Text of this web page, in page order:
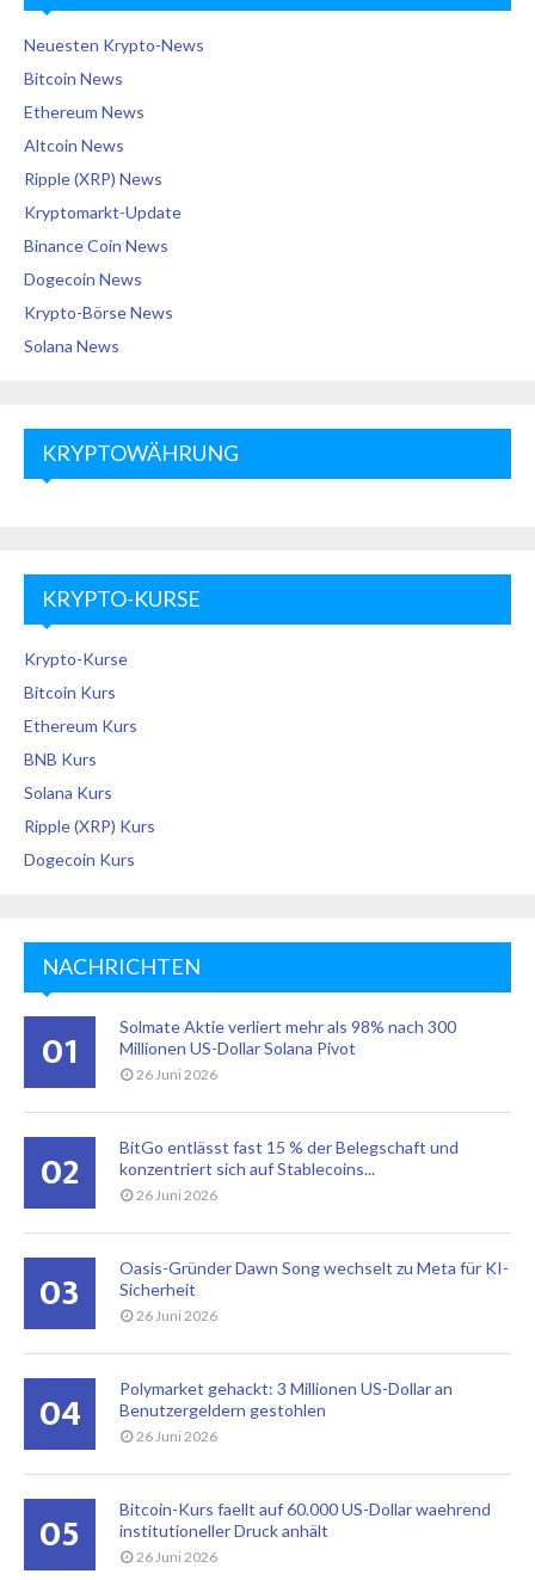
Neuesten Krypto-News
Bitcoin News
Ethereum News
Altcoin News
Ripple (XRP) News
Kryptomarkt-Update
Binance Coin News
Dogecoin News
Krypto-Börse News
Solana News
KRYPTOWÄHRUNG
KRYPTO-KURSE
Krypto-Kurse
Bitcoin Kurs
Ethereum Kurs
BNB Kurs
Solana Kurs
Ripple (XRP) Kurs
Dogecoin Kurs
NACHRICHTEN
01
Solmate Aktie verliert mehr als 98% nach 300
Millionen US-Dollar Solana Pivot
26 Juni 2026
02
BitGo entlässt fast 15 % der Belegschaft und
konzentriert sich auf Stablecoins...
26 Juni 2026
03
Oasis-Gründer Dawn Song wechselt zu Meta für KI-
Sicherheit
26 Juni 2026
04
Polymarket gehackt: 3 Millionen US-Dollar an
Benutzergeldern gestohlen
26 Juni 2026
05
Bitcoin-Kurs faellt auf 60.000 US-Dollar waehrend
institutioneller Druck anhält
26 Juni 2026